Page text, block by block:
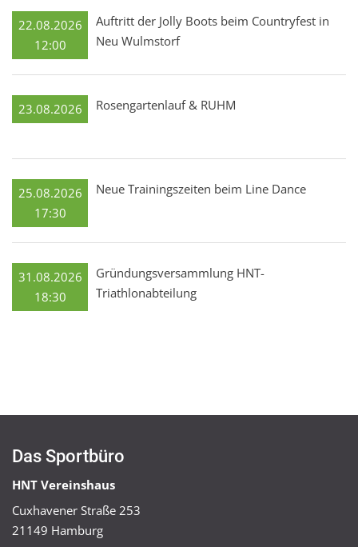
22.08.2026
12:00
Auftritt der Jolly Boots beim Countryfest in
Neu Wulmstorf
23.08.2026 Rosengartenlauf & RUHM
25.08.2026
17:30
Neue Trainingszeiten beim Line Dance
31.08.2026
18:30
Gründungsversammlung HNT-
Triathlonabteilung
Das Sportbüro
HNT Vereinshaus
Cuxhavener Straße 253
21149 Hamburg